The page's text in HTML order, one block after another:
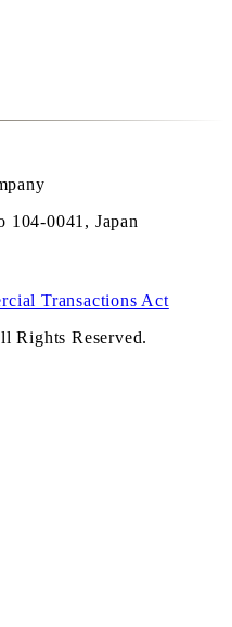
104-0041, Japan
Transactions Act
Rights Reserved.